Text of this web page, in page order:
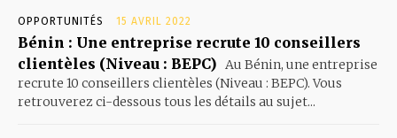
OPPORTUNITÉS 15 AVRIL 2022
Bénin : Une entreprise recrute 10 conseillers
clientèles (Niveau : BEPC) Au Bénin, une entreprise
recrute 10 conseillers clientèles (Niveau : BEPC). Vous
retrouverez ci-dessous tous les détails au sujet...